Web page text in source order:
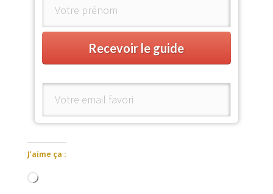
Recevoir le guide
J’aime ça :
Chargement…